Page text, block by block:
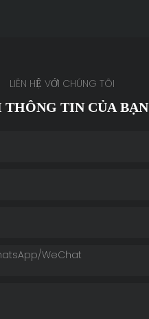
LIÊN HỆ VỚI CHÚNG TÔI
THÔNG TIN CỦA BẠN
WeChat